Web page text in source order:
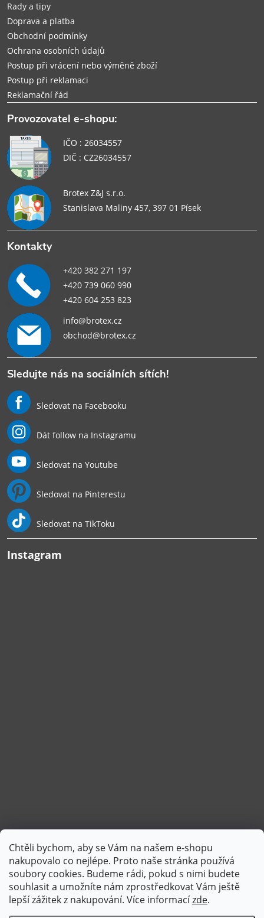
Chtěli bychom, aby se Vám na našem e-shopu
nakupovalo co nejlépe. Proto naše stránka používá
soubory cookies. Budeme rádi, pokud s nimi budete
souhlasit a umožníte nám zprostředkovat Vám ještě
lepší zážitek z nakupování. Více informacízde.
Rady a tipy
Doprava a platba
Obchodní podmínky
Ochrana osobních údajů
Postup při vrácení nebo výměně zboží
Postup při reklamaci
Reklamační řád
Provozovatel e-shopu:
IČO : 26034557
DIČ : CZ26034557
Brotex Z&J s.r.o.
Stanislava Maliny 457, 397 01 Písek
Kontakty
+420 382 271 197
+420 739 060 990
+420 604 253 823
info@brotex.cz
obchod@brotex.cz
Sledujte nás na sociálních sítích!
Sledovat na Facebooku
Dát follow na Instagramu
Sledovat na Youtube
Sledovat na Pinterestu
Sledovat na TikToku
Instagram
Sledovat na Instagramu